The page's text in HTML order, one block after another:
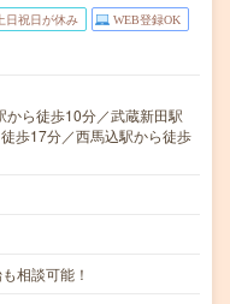
日祝日が休み WEB登録OK
ら徒歩10分／武蔵新田駅
歩17分／西馬込駅から徒歩
相談可能！